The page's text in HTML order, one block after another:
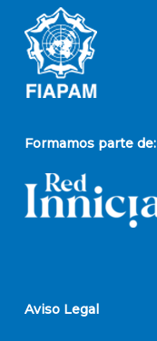
Formamos parte de:
Aviso Legal